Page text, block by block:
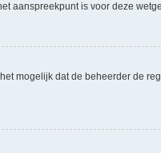
aanspreekpunt is voor deze
mogelijk dat de beheerder de